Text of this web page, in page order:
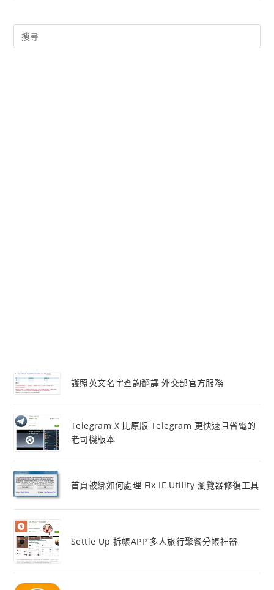
IOS
時
護照英文名字查詢翻譯 外交部官方服務
Telegram X 比原版 Telegram 更快速且省電的
老司機版本
首頁被綁如何處理 Fix IE Utility 瀏覽器修復工具
Settle Up 拆帳APP 多人旅行聚餐分帳神器